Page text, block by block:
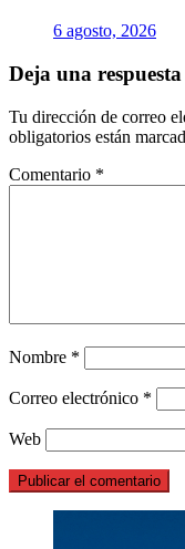
6 agosto, 2026
Deja una respuesta
Tu dirección de correo
obligatorios están
Comentario *
Nombre *
Correo electrónico *
Web